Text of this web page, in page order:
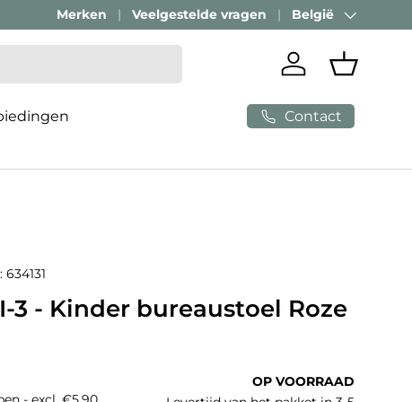
Merken Veelgestelde vragen Land/Regio
België
InloggenMandje
Contact
634131
3 - Kinder bureaustoel Roze
prijs
OP VOORRAAD